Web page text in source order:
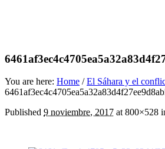
You are here: Home /El Sáhara y el
Published 9 noviembre, 2017 at 800×528